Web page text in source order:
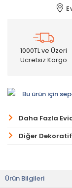
1000TL ve Üzeri
Ücretsiz Kargo
Bu ürün için
Daha Fazla
Diğer Dekoratif
Ürün Bilgileri